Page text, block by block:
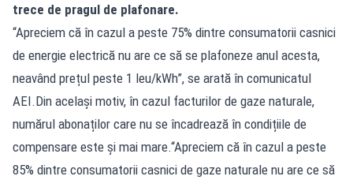
trece de pragul de plafonare.
“Apreciem că în cazul a peste 75% dintre consumatorii casnici
de energie electrică nu are ce să se plafoneze anul acesta,
neavând prețul peste 1 leu/kWh”, se arată în comunicatul
AEI.Din același motiv, în cazul facturilor de gaze naturale,
numărul abonaților care nu se încadrează în condițiile de
compensare este și mai mare.“Apreciem că în cazul a peste
85% dintre consumatorii casnici de gaze naturale nu are ce să